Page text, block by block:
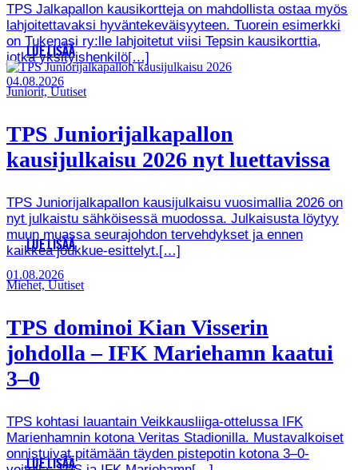
TPS Jalkapallon kausikortteja on mahdollista ostaa myös
lahjoitettavaksi hyväntekeväisyyteen. Tuorein esimerkki
on Tukenasi ry:lle lahjoitetut viisi Tepsin kausikorttia,
jotka yksityishenkilö[…]
LUE LISÄÄ
04.08.2026
Juniorit, Uutiset
TPS Juniorijalkapallon
kausijulkaisu 2026 nyt luettavissa
TPS Juniorijalkapallon kausijulkaisu vuosimallia 2026 on
nyt julkaistu sähköisessä muodossa. Julkaisusta löytyy
muun muassa seurajohdon tervehdykset ja ennen
kaikkea joukkue-esittelyt.[…]
LUE LISÄÄ
01.08.2026
Miehet, Uutiset
TPS dominoi Kian Visserin
johdolla – IFK Mariehamn kaatui
3–0
TPS kohtasi lauantain Veikkausliiga-ottelussa IFK
Marienhamnin kotona Veritas Stadionilla. Mustavalkoiset
onnistuivat pitämään täyden pistepotin kotona 3–0-
LUE LISÄÄ